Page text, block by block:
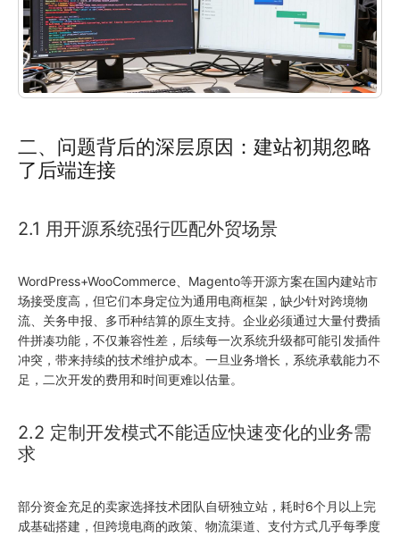
二、问题背后的深层原因：建站初期忽略
了后端连接
2.1 用开源系统强行匹配外贸场景
WordPress+WooCommerce、Magento等开源方案在国内建站市
场接受度高，但它们本身定位为通用电商框架，缺少针对跨境物
流、关务申报、多币种结算的原生支持。企业必须通过大量付费插
件拼凑功能，不仅兼容性差，后续每一次系统升级都可能引发插件
冲突，带来持续的技术维护成本。一旦业务增长，系统承载能力不
足，二次开发的费用和时间更难以估量。
2.2 定制开发模式不能适应快速变化的业务需
求
部分资金充足的卖家选择技术团队自研独立站，耗时6个月以上完
成基础搭建，但跨境电商的政策、物流渠道、支付方式几乎每季度